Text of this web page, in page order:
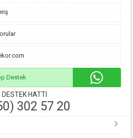
Destek
DESTEK HATTI
302 57 20